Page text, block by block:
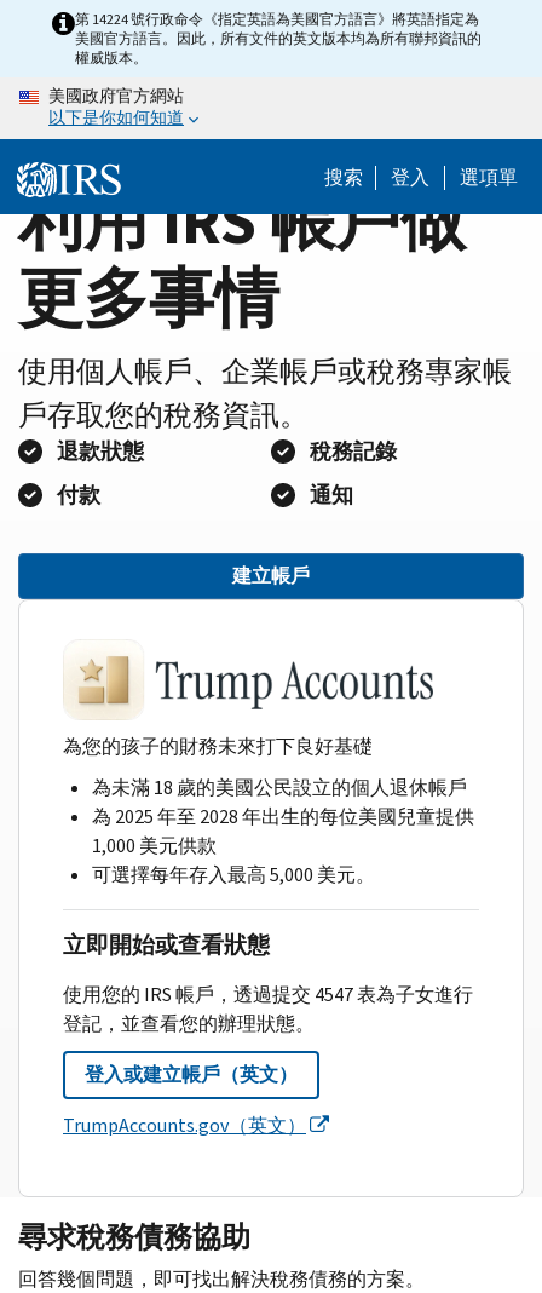
content
Home第 14224 號行政命令《指定英語為美國官方語言》將英語指定為
美國官方語言。因此，所有文件的英文版本均為所有聯邦資訊的
權威版本。
美國政府官方網站
以下是你如何知道
搜索 登入 選項單
利用 IRS 帳戶做
更多事情
使用個人帳戶、企業帳戶或稅務專家帳
戶存取您的稅務資訊。
退款狀態
稅務記錄
付款
通知
建立帳戶
為您的孩子的財務未來打下良好基礎
為未滿 18 歲的美國公民設立的個人退休帳戶
為 2025 年至 2028 年出生的每位美國兒童提供
1,000 美元供款
可選擇每年存入最高 5,000 美元。
立即開始或查看狀態
使用您的 IRS 帳戶，透過提交 4547 表為子女進行
登記，並查看您的辦理狀態。
登入或建立帳戶（英文）
TrumpAccounts.gov（英文）
尋求稅務債務協助
回答幾個問題，即可找出解決稅務債務的方案。